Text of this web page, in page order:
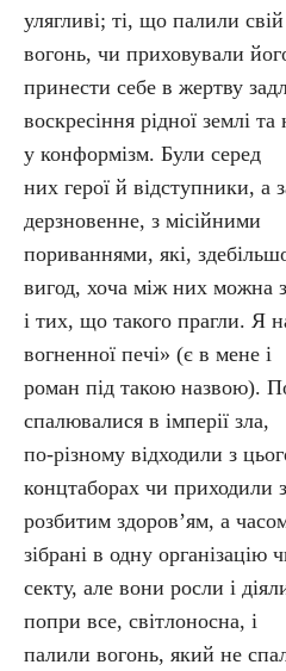
улягливі; ті, що палили свій
вогонь, чи приховували
принести себе в жертву
воскресіння рідної землі
у конформізм. Були серед
них герої й відступники, а
дерзновенне, з місійними
пориваннями, які,
вигод, хоча між них можна
і тих, що такого прагли. Я
вогненної печі» (є в мене і
роман під такою назвою).
спалювалися в імперії зла,
по-різному відходили з
концтаборах чи приходили
розбитим здоров’ям, а
зібрані в одну організацію
секту, але вони росли і
попри все, світлоносна, і
палили вогонь, який не